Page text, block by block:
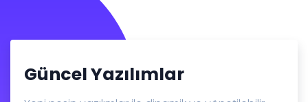
Güncel Yazılımlar